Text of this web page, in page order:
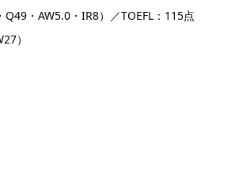
・AW5.0・IR8）／TOEFL：115点
）